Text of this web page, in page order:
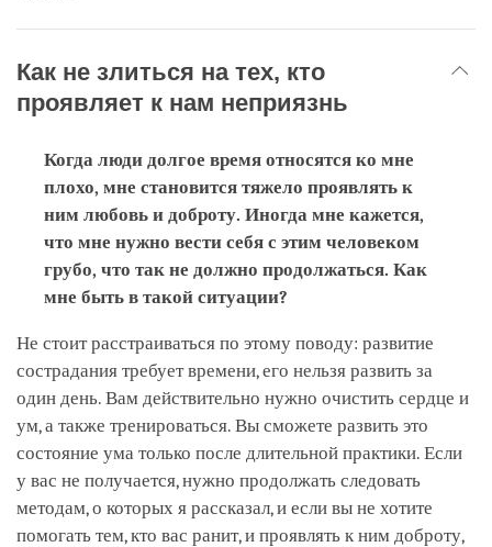
Как не злиться на тех, кто
проявляет к нам неприязнь
Когда люди долгое время относятся ко мне
плохо, мне становится тяжело проявлять к
ним любовь и доброту. Иногда мне кажется,
что мне нужно вести себя с этим человеком
грубо, что так не должно продолжаться. Как
мне быть в такой ситуации?
Не стоит расстраиваться по этому поводу: развитие
сострадания требует времени, его нельзя развить за
один день. Вам действительно нужно очистить сердце и
ум, а также тренироваться. Вы сможете развить это
состояние ума только после длительной практики. Если
у вас не получается, нужно продолжать следовать
методам, о которых я рассказал, и если вы не хотите
помогать тем, кто вас ранит, и проявлять к ним доброту,